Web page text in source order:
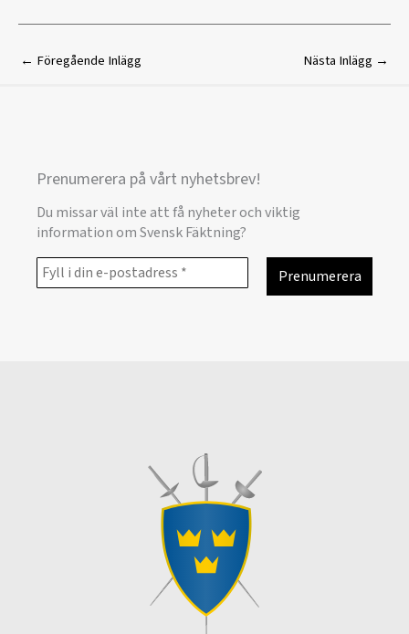
← Föregående Inlägg Nästa Inlägg →
Prenumerera på vårt nyhetsbrev!
Du missar väl inte att få nyheter och viktig
information om Svensk Fäktning?